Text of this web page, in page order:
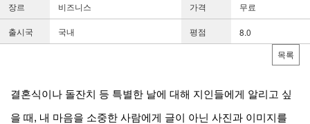
장르 비즈니스 가격 무료
출시국 국내 평점
8.0
목록
결혼식이나 돌잔치 등 특별한 날에 대해 지인들에게 알리고 싶
을 때, 내 마음을 소중한 사람에게 글이 아닌 사진과 이미지를